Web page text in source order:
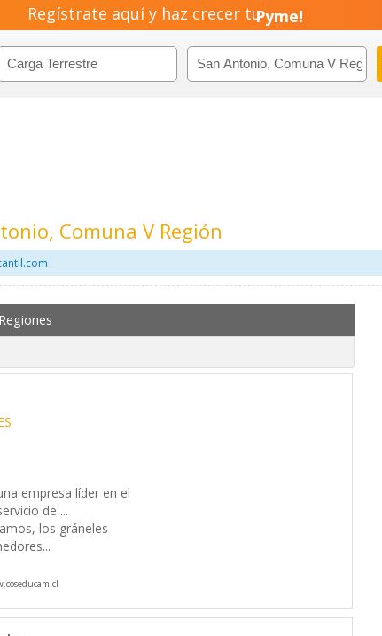
Regístrate aquí y haz crecer tuEmprendimiento!
Comuna V Región
Regiones
empresa líder en el
de ...
los gráneles
...